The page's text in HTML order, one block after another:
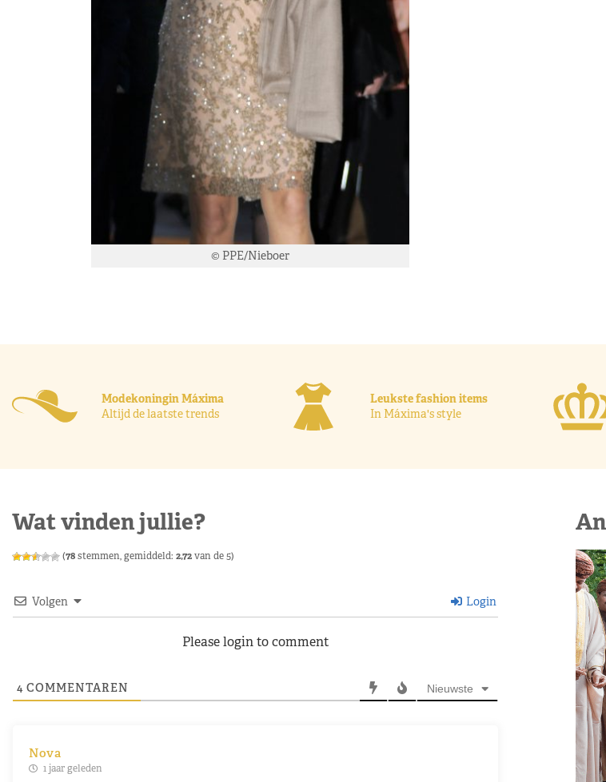
© PPE/Nieboer
Modekoningin Máxima
Altijd de laatste trends
Leukste fashion items
In Máxima's style
Wat vinden jullie?
(78stemmen, gemiddeld: 2,72van de 5)
Volgen Login
Please login to comment
4 COMMENTAREN Nieuwste
Nova
1 jaar geleden